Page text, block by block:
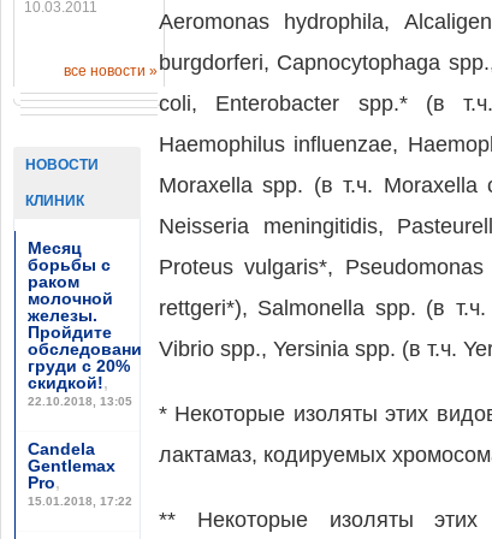
10.03.2011
все новости »
НОВОСТИ
КЛИНИК
Месяц
борьбы с
раком
молочной
железы.
Пройдите
обследование
груди с 20%
скидкой!,
22.10.2018, 13:05
Candela
Gentlemax
Pro,
15.01.2018, 17:22
Aeromonas hydrophila,
burgdorferi, Capnocytophaga
coli, Enterobacter spp.* (в
Haemophilus influenzae,
Moraxella spp. (в т.ч. Moraxella
Neisseria meningitidis,
Proteus vulgaris*,
rettgeri*), Salmonella spp. (в
Vibrio spp., Yersinia spp. (в т.ч.
* Некоторые изоляты этих
лактамаз, кодируемых
** Некоторые изоляты этих